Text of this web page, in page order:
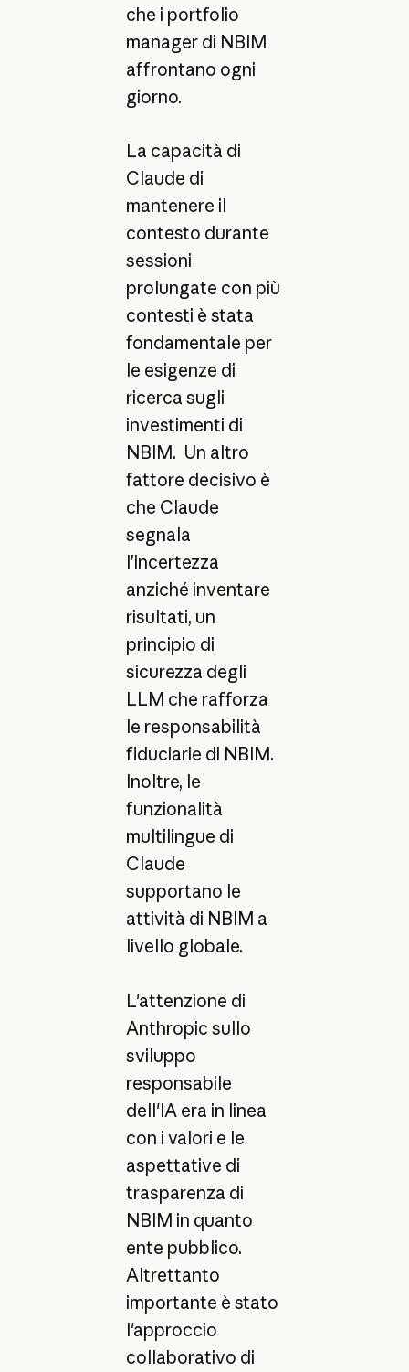
che i portfolio
manager di NBIM
affrontano ogni
giorno.
La capacità di
Claude di
mantenere il
contesto durante
sessioni
prolungate con più
contesti è stata
fondamentale per
le esigenze di
ricerca sugli
investimenti di
NBIM. Un altro
fattore decisivo è
che Claude
segnala
l’incertezza
anziché inventare
risultati, un
principio di
sicurezza degli
LLM che rafforza
le responsabilità
fiduciarie di NBIM.
Inoltre, le
funzionalità
multilingue di
Claude
supportano le
attività di NBIM a
livello globale.
L'attenzione di
Anthropic sullo
sviluppo
responsabile
dell'IA era in linea
con i valori e le
aspettative di
trasparenza di
NBIM in quanto
ente pubblico.
Altrettanto
importante è stato
l'approccio
collaborativo di